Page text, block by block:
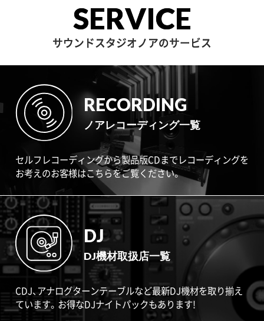
SERVICE
サウンドスタジオノアのサービス
RECORDING
ノアレコーディング一覧
セルフレコーディングから製品版CDまでレコーディングを
お考えのお客様はこちらをご覧ください。
DJ
DJ機材取扱店一覧
CDJ、アナログターンテーブルなど最新DJ機材を取り揃え
ています。お得なDJナイトパックもあります!